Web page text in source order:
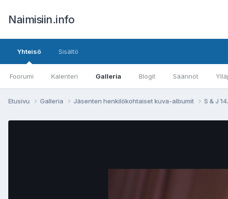
Naimisiin.info
Yhteisö
Foorumi Kalenteri Galleria Blogit Säännöt
Sisältö
Etusivu Galleria Jäsenten henkilökohtaiset kuva-albumit S & J